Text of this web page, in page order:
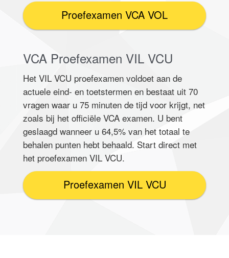
Proefexamen VCA VOL
VCA Proefexamen VIL VCU
Het VIL VCU proefexamen voldoet aan de
actuele eind- en toetstermen en bestaat uit 70
vragen waar u 75 minuten de tijd voor krijgt, net
zoals bij het officiële VCA examen. U bent
geslaagd wanneer u 64,5% van het totaal te
behalen punten hebt behaald. Start direct met
het proefexamen VIL VCU.
Proefexamen VIL VCU